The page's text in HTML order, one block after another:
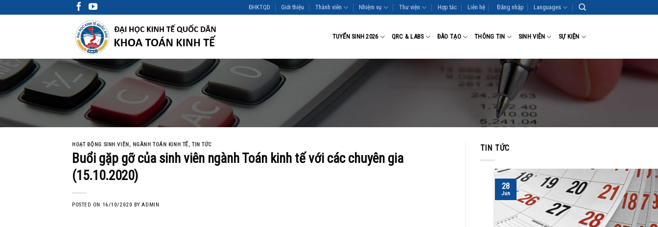
to
ĐHKTQD Giới thiệu Thành viên Nhiệm vụ Thư viện Hợp tác Liên hệ Đăng nhập Languages
TUYỂN SINH 2026 QRC & LABS ĐÀO TẠO THÔNG TIN SINH VIÊN SỰ KIỆN
HOẠT ĐỘNG SINH VIÊN, NGÀNH TOÁN KINH TẾ, TIN TỨC
Buổi gặp gỡ của sinh viên ngành Toán kinh tế với các chuyên gia
(15.10.2020)
POSTED ON 16/10/2020 BYADMIN
TIN TỨC
28
Jun